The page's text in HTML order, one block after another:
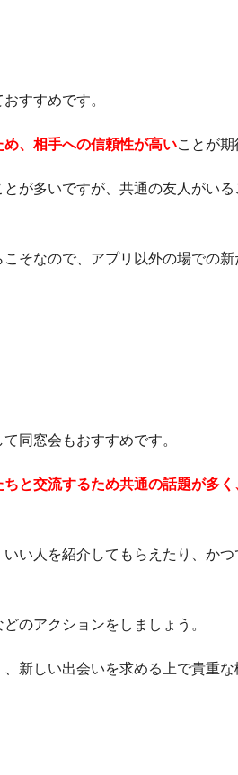
すすめです。
、 相手への信頼性が高いことが期
が多いですが、共通の友人がい
そなので、アプリ以外の場での
同窓会もおすすめです。
と交流するため共通の話題が多
い人を紹介してもらえたり、か
のアクションをしましょう。
新しい出会いを求める上で貴重な